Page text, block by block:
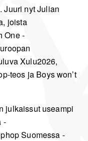
Juuri nyt Julian
joista
One -
Xulu2026,
teos ja Boys won’t
julkaissut useampi
-
Suomessa -